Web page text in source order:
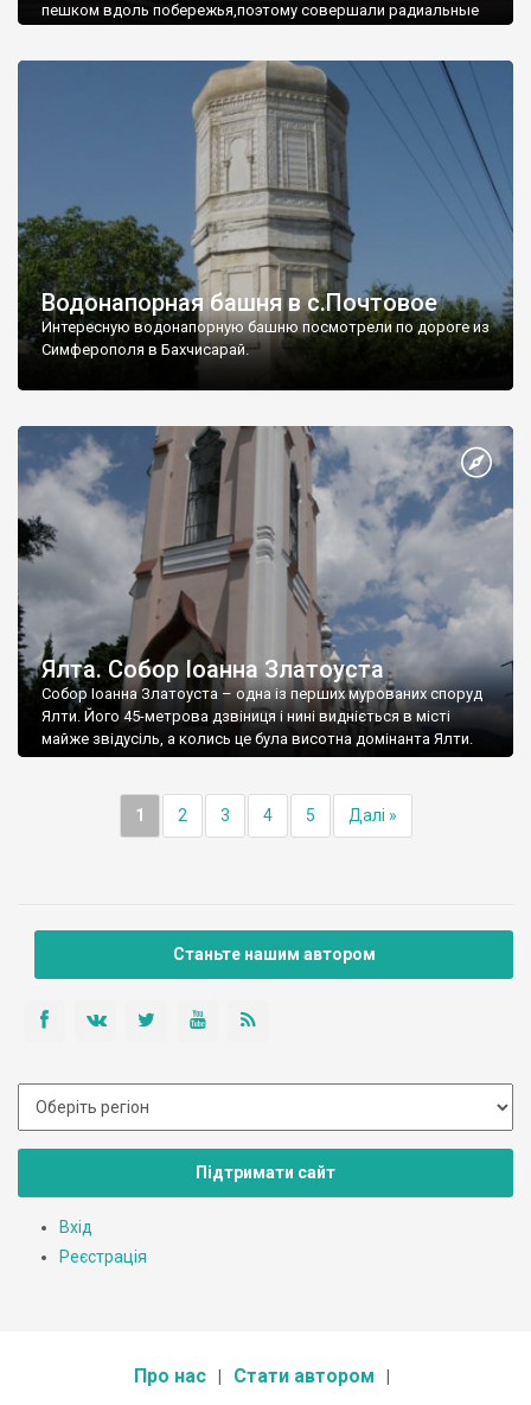
пешком вдоль побережья,поэтому совершали радиальные
Водонапорная башня в с.Почтовое
Интересную водонапорную башню посмотрели по дороге из
Симферополя в Бахчисарай.
Ялта. Собор Іоанна Златоуста
Собор Іоанна Златоуста – одна із перших мурованих споруд
Ялти. Його 45-метрова дзвіниця і нині видніється в місті
майже звідусіль, а колись це була висотна домінанта Ялти.
1 2 3 4 5 Далі »
Станьте нашим автором
Підтримати сайт
Вхід
Реєстрація
Про нас Стати автором